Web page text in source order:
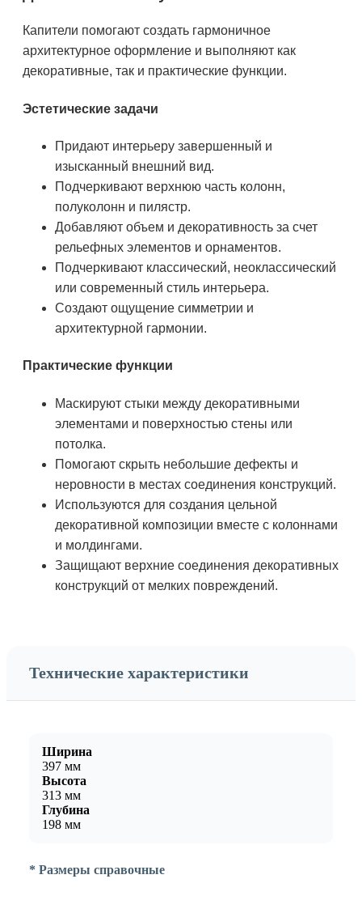
Капители помогают создать гармоничное
архитектурное оформление и выполняют как
декоративные, так и практические функции.
Эстетические задачи
Придают интерьеру завершенный и
изысканный внешний вид.
Подчеркивают верхнюю часть колонн,
полуколонн и пилястр.
Добавляют объем и декоративность за счет
рельефных элементов и орнаментов.
Подчеркивают классический, неоклассический
или современный стиль интерьера.
Создают ощущение симметрии и
архитектурной гармонии.
Практические функции
Маскируют стыки между декоративными
элементами и поверхностью стены или
потолка.
Помогают скрыть небольшие дефекты и
неровности в местах соединения конструкций.
Используются для создания цельной
декоративной композиции вместе с колоннами
и молдингами.
Защищают верхние соединения декоративных
конструкций от мелких повреждений.
Технические характеристики
Ширина
397 мм
Высота
313 мм
Глубина
198 мм
* Размеры справочные